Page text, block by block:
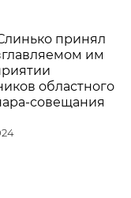
принял
им
областного
совещания